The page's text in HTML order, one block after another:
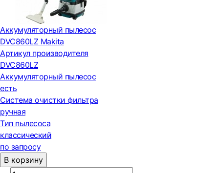
Аккумуляторный пылесос
DVC860LZ Makita
Артикул производителя
DVC860LZ
Аккумуляторный пылесос
есть
Система очистки фильтра
ручная
Тип пылесоса
классический
по запросу
В корзину